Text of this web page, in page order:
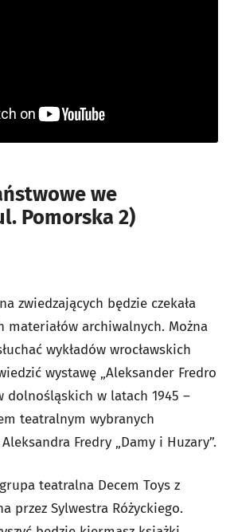
we
Pomorska 2)
zwiedzających będzie czekała
materiałów archiwalnych. Można
wykładów wrocławskich
wystawę „Aleksander Fredro
dolnośląskich w latach 1945 –
teatralnym wybranych
Fredry „Damy i Huzary”.
teatralna Decem Toys z
przez Sylwestra Różyckiego.